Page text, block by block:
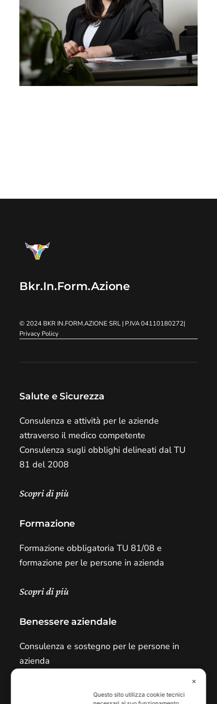
Bkr.In.Form.Azione
© 2024 BKR IN.FORM.AZIONE SRL | P.IVA 04110180272|
Privacy Policy
Salute e Sicurezza
Consulenza e attività per le aziende
attraverso il medico competente
Consulenza sugli obblighi delineati dal TU
81 del 2008
Scopri di più
Formazione
Formazione obbligatoria TU 81/08 e
formazione per le persone in azienda
Scopri di più
Benessere aziendale
Consulenza e sostegno per le persone in
azienda
✕
Questo sito utilizza cookie tecnici